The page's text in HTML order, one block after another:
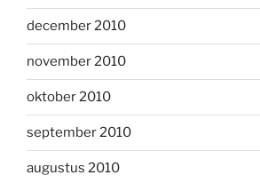
december 2010
november 2010
oktober 2010
september 2010
augustus 2010